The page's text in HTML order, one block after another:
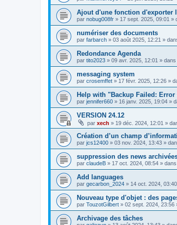
Ajout d'une fonction d'exporter
par nobug008fr » 17 sept. 2025, 09:01 »
numériser des documents
par farbarch » 03 août 2025, 12:21 »
Redondance Agenda
par tito2023 » 09 avr. 2025, 12:01 » dans
messaging system
par crosemffet » 17 févr. 2025, 12:26 »
Help with "Backup Failed: Error
par jennifer660 » 16 janv. 2025, 19:04 »
VERSION 24.12
par xech » 19 déc. 2024, 12:01 »
Création d’un champ
par jcs12400 » 03 nov. 2024, 13:43 »
suppression des news
par claudeB » 17 oct. 2024, 08:54 » dans
Add languages
par gecarbon_2024 » 14 oct. 2024, 03:40
Nouveau type d'objet : des
par TouzotGilbert » 02 sept. 2024, 23:56
Archivage des tâches